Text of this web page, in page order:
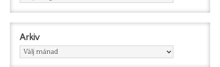
Arkiv
Arkiv